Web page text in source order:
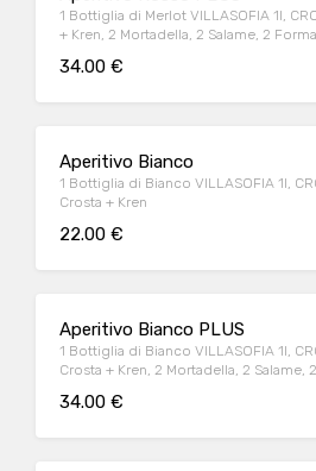
1 Bottiglia di Merlot VILLASOFIA 1l,
+ Kren, 2 Mortadella, 2 Salame, 2
34.00 €
Aperitivo Bianco
1 Bottiglia di Bianco VILLASOFIA 1l,
Crosta + Kren
22.00 €
Aperitivo Bianco PLUS
1 Bottiglia di Bianco VILLASOFIA 1l,
Crosta + Kren, 2 Mortadella, 2
34.00 €